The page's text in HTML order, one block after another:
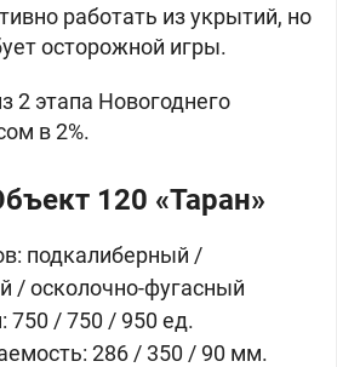
работать из укрытий, но
осторожной игры.
2 этапа Новогоднего
в 2%.
120 «Таран»
подкалиберный /
/ осколочно-фугасный
750 / 750 / 950 ед.
286 / 350 / 90 мм.